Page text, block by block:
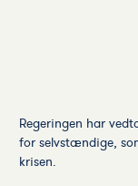
Regeringen har
for selvstændige,
krisen.